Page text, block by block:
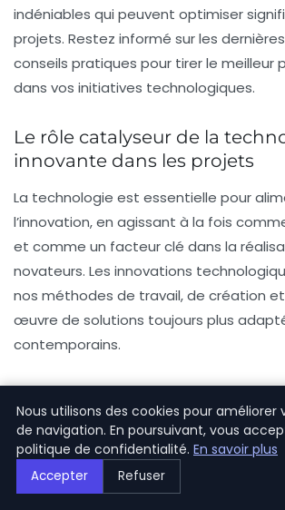
indéniables qui peuvent optimiser
projets. Restez informé sur les
conseils pratiques pour tirer le meilleur
dans vos initiatives technologiques.
Le rôle catalyseur de la
innovante dans les projets
La technologie est essentielle pour
l’innovation, en agissant à la fois
et comme un facteur clé dans la
novateurs. Les innovations
nos méthodes de travail, de création
œuvre de solutions toujours plus
contemporains.
L’avènement desnouvelles
profondeur notre quotidien, allant de la
aux smartphones. Chaque innovation
Nous utilisons des cookies pour améliorer
de navigation. En poursuivant, vous
politique de confidentialité. En savoir plus
Accepter Refuser